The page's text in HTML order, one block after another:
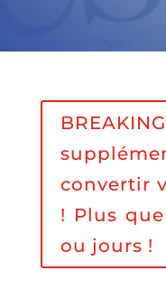
convertir
! Plus
ou jours !